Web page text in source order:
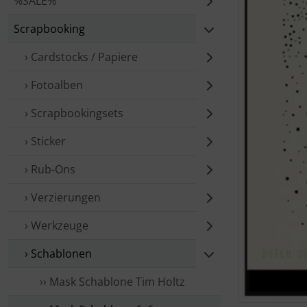
Scrapbooking
› Cardstocks / Papiere
› Fotoalben
› Scrap­booking­sets
› Sticker
› Rub-Ons
› Verzierungen
› Werkzeuge
› Schablonen
›› Mask Schablone Tim Holtz